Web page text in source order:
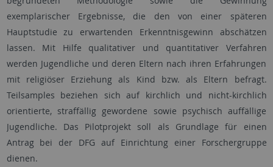
exemplarischer Ergebnisse, die den von einer späteren
Hauptstudie zu erwartenden Erkenntnisgewinn abschätzen
lassen. Mit Hilfe qualitativer und quantitativer Verfahren
werden Jugendliche und deren Eltern nach ihren Erfahrungen
mit religiöser Erziehung als Kind bzw. als Eltern befragt.
Teilsamples beziehen sich auf kirchlich und nicht-kirchlich
orientierte, straffällig gewordene sowie psychisch auffällige
Jugendliche. Das Pilotprojekt soll als Grundlage für einen
Antrag bei der DFG auf Einrichtung einer Forschergruppe
dienen.